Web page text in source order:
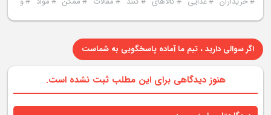
اگر سوالی دارید ، تیم ما آماده پاسخگویی به شماست
هنوز دیدگاهی برای این مطلب ثبت نشده است.